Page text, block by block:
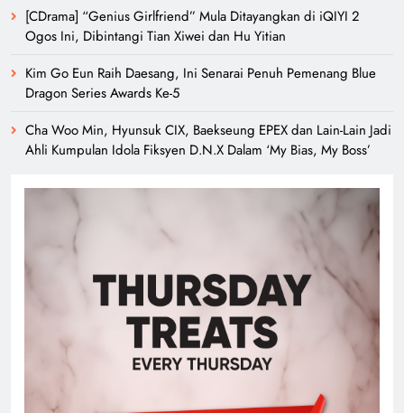
[CDrama] “Genius Girlfriend” Mula Ditayangkan di iQIYI 2
Ogos Ini, Dibintangi Tian Xiwei dan Hu Yitian
Kim Go Eun Raih Daesang, Ini Senarai Penuh Pemenang Blue
Dragon Series Awards Ke-5
Cha Woo Min, Hyunsuk CIX, Baekseung EPEX dan Lain-Lain Jadi
Ahli Kumpulan Idola Fiksyen D.N.X Dalam ‘My Bias, My Boss’